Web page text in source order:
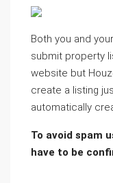
Both you and
submit property
website but
create a listing
automatically
To avoid spam
have to be